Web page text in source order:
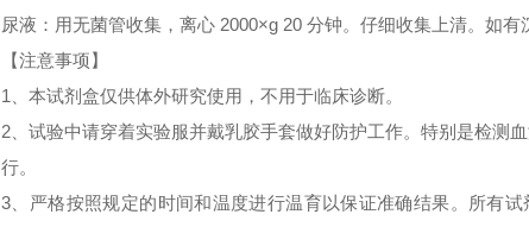
尿液：用无菌管收集，离心 2000×g 20 分钟。仔细收集上清。如有
【注意事项】
1、本试剂盒仅供体外研究使用，不用于临床诊断。
2、试验中请穿着实验服并戴乳胶手套做好防护工作。特别是检测
行。
3、严格按照规定的时间和温度进行温育以保证准确结果。所有